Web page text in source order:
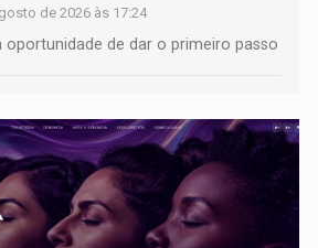
de 2026 às 17:24
oportunidade de dar o primeiro passo